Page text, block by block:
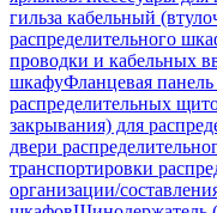
гильза кабельный
распределительного
проводки и кабельных
шкафуФланцевая панель
распределительных
закрывания) для
двери
транспортировки
организации/